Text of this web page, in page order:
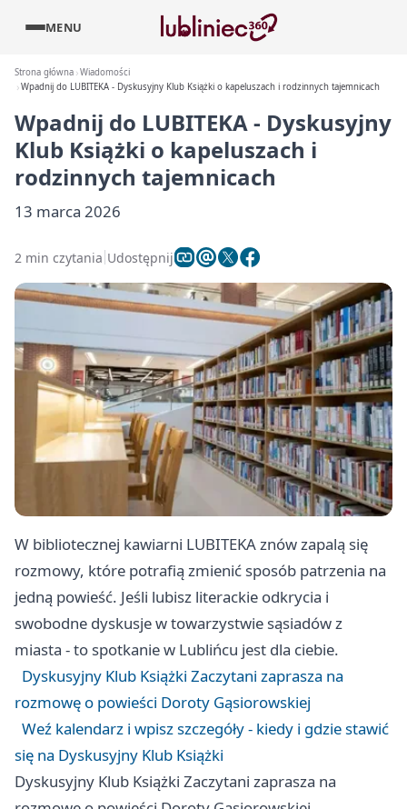
MENU
Strona główna Wiadomości
Wpadnij do LUBITEKA - Dyskusyjny Klub Książki o kapeluszach i rodzinnych tajemnicach
Wpadnij do LUBITEKA - Dyskusyjny
Klub Książki o kapeluszach i
rodzinnych tajemnicach
13 marca 2026
2 min czytania Udostępnij
W bibliotecznej kawiarni LUBITEKA znów zapalą się
rozmowy, które potrafią zmienić sposób patrzenia na
jedną powieść. Jeśli lubisz literackie odkrycia i
swobodne dyskusje w towarzystwie sąsiadów z
miasta - to spotkanie w Lublińcu jest dla ciebie.
Dyskusyjny Klub Książki Zaczytani zaprasza na
rozmowę o powieści Doroty Gąsiorowskiej
Weź kalendarz i wpisz szczegóły - kiedy i gdzie stawić
się na Dyskusyjny Klub Książki
Dyskusyjny Klub Książki Zaczytani zaprasza na